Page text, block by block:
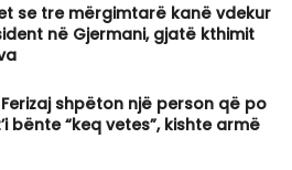
se tre mërgimtarë kanë vdekur
në Gjermani, gjatë kthimit
shpëton një person që po
bënte “keq vetes”, kishte armë